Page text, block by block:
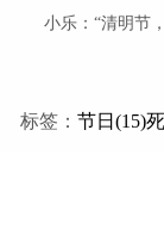
小乐：“清明节，
标签： 节日(15)